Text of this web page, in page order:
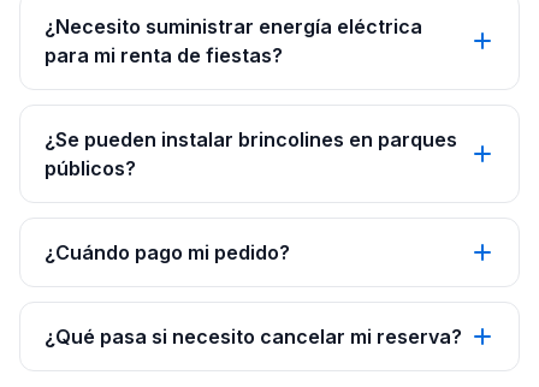
¿Necesito suministrar energía eléctrica
para mi renta de fiestas?
¿Se pueden instalar brincolines en parques
públicos?
¿Cuándo pago mi pedido?
¿Qué pasa si necesito cancelar mi reserva?